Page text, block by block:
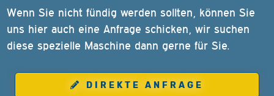
Wenn Sie nicht fündig werden sollten, können Sie
uns hier auch eine Anfrage schicken, wir suchen
diese spezielle Maschine dann gerne für Sie.
DIREKTE ANFRAGE